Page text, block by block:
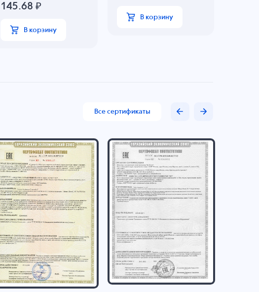
145.68 ₽
В корзину
В корзину
Все сертификаты